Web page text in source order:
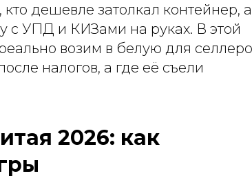
кто дешевле затолкал контейнер, а
с УПД и КИЗами на руках. В этой
возим в белую для
налогов, а где её съели
2026: как